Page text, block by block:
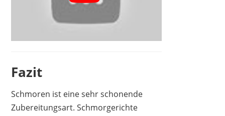
Fazit
Schmoren ist eine sehr schonende
Zubereitungsart. Schmorgerichte